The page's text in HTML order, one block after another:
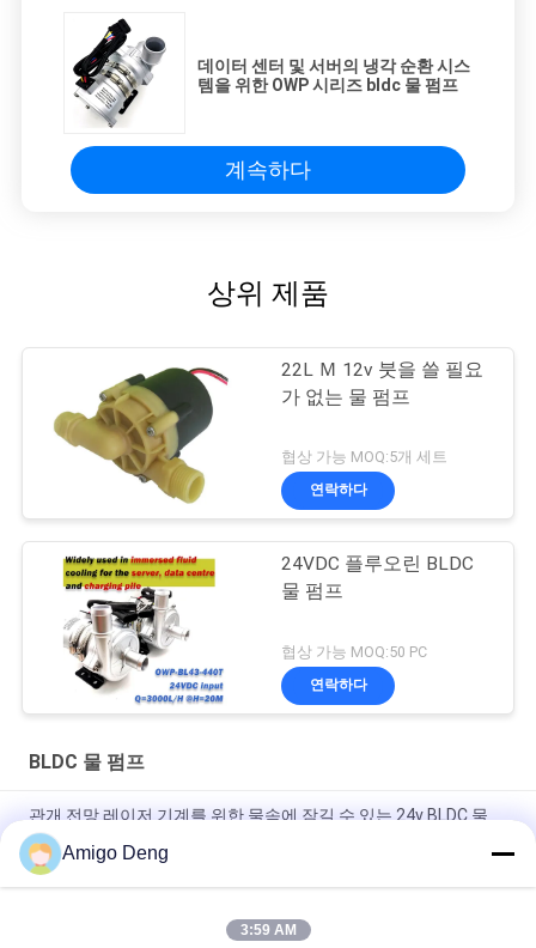
데이터 센터 및 서버의 냉각 순환 시스
템을 위한 OWP 시리즈 bldc 물 펌프
계속하다
상위 제품
22L Ｍ 12v 붓을 쓸 필요
가 없는 물 펌프
협상 가능 MOQ:5개 세트
연락하다
24VDC 플루오린 BLDC
물 펌프
협상 가능 MOQ:50 PC
연락하다
BLDC 물 펌프
관개 전망 레이저 기계를 위한 물속에 잠길 수 있는 24v BLDC 물
펌프
자기력 전송과 20L 내지 30L Ｍ BLDC 물 펌프 12v
커피 머신을 위한 7L Ｍ 소형 식품 등급 작은 BLDC 물 펌프 12V
Amigo Deng
3:59 AM